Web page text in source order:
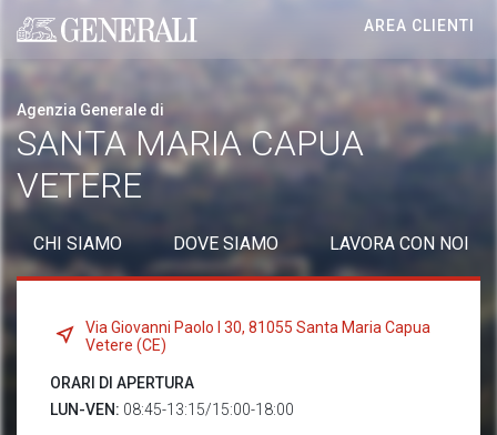
Generali logo
AREA CLIENTI
Agenzia Generale di
SANTA MARIA CAPUA
VETERE
CHI SIAMO DOVE SIAMO LAVORA CON NOI
Via Giovanni Paolo I 30, 81055 Santa Maria Capua
Vetere (CE)
ORARI DI APERTURA
LUN-VEN: 08:45-13:15/15:00-18:00